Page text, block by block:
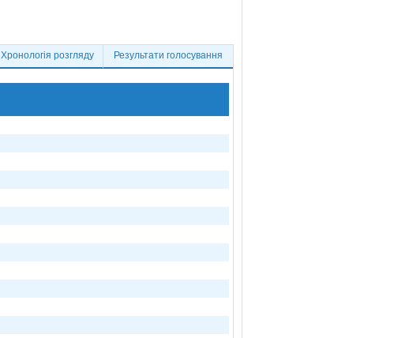
Хронологія розгляду Результати голосування